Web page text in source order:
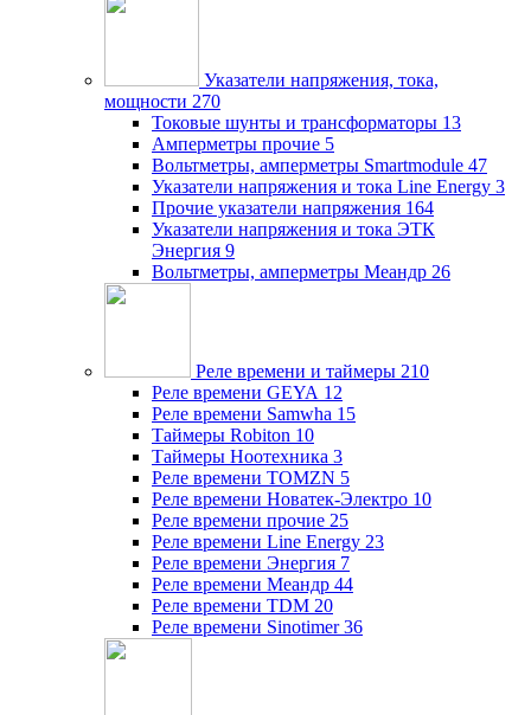
Указатели напряжения, тока,
мощности 270
Токовые шунты и трансформаторы 13
Амперметры прочие 5
Вольтметры, амперметры Smartmodule 47
Указатели напряжения и тока Line Energy 3
Прочие указатели напряжения 164
Указатели напряжения и тока ЭТК
Энергия 9
Вольтметры, амперметры Меандр 26
Реле времени и таймеры 210
Реле времени GEYA 12
Реле времени Samwha 15
Таймеры Robiton 10
Таймеры Ноотехника 3
Реле времени TOMZN 5
Реле времени Новатек-Электро 10
Реле времени прочие 25
Реле времени Line Energy 23
Реле времени Энергия 7
Реле времени Меандр 44
Реле времени TDM 20
Реле времени Sinotimer 36